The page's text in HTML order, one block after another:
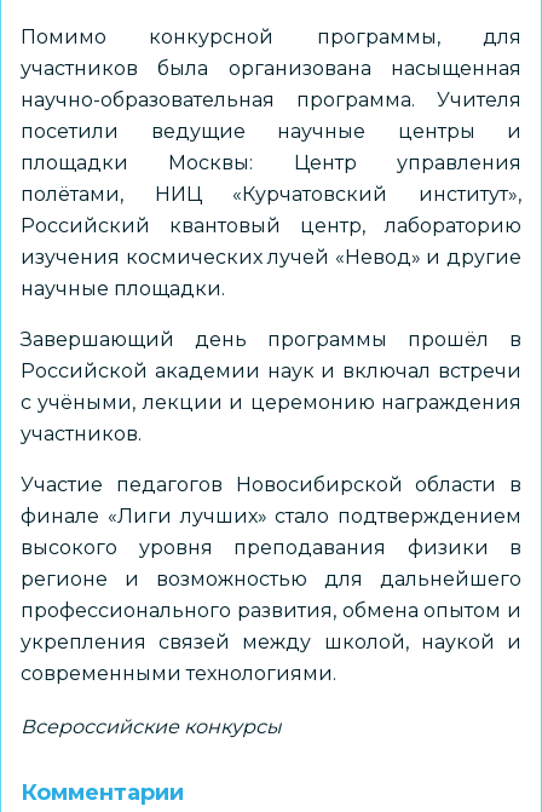
Помимо конкурсной программы, для
участников была организована насыщенная
научно-образовательная программа. Учителя
посетили ведущие научные центры и
площадки Москвы: Центр управления
полётами, НИЦ «Курчатовский институт»,
Российский квантовый центр, лабораторию
изучения космических лучей «Невод» и другие
научные площадки.
Завершающий день программы прошёл в
Российской академии наук и включал встречи
с учёными, лекции и церемонию награждения
участников.
Участие педагогов Новосибирской области в
финале «Лиги лучших» стало подтверждением
высокого уровня преподавания физики в
регионе и возможностью для дальнейшего
профессионального развития, обмена опытом и
укрепления связей между школой, наукой и
современными технологиями.
Всероссийские конкурсы
Комментарии